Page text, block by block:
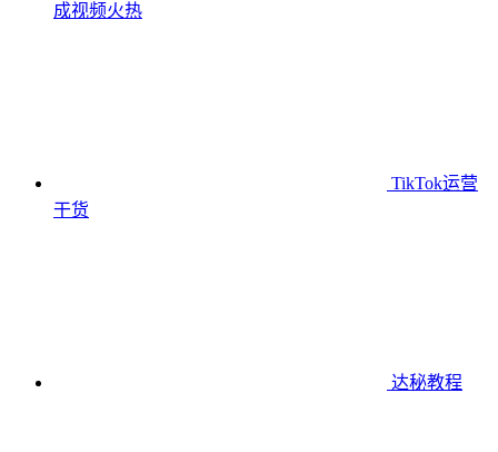
成视频火热
TikTok运营
干货
达秘教程